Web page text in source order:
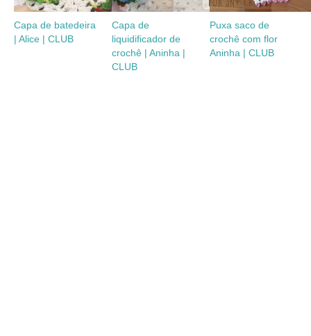
Capa de batedeira
| Alice | CLUB
Capa de
liquidificador de
crochê | Aninha |
CLUB
Puxa saco de
crochê com flor
Aninha | CLUB